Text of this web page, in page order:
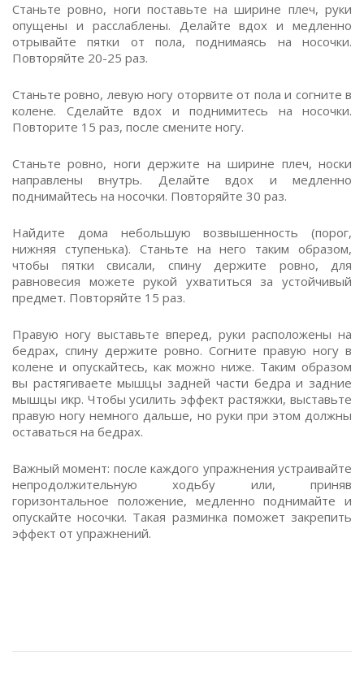
Станьте ровно, ноги поставьте на ширине плеч, руки
опущены и расслаблены. Делайте вдох и медленно
отрывайте пятки от пола, поднимаясь на носочки.
Повторяйте 20-25 раз.
Станьте ровно, левую ногу оторвите от пола и согните в
колене. Сделайте вдох и поднимитесь на носочки.
Повторите 15 раз, после смените ногу.
Станьте ровно, ноги держите на ширине плеч, носки
направлены внутрь. Делайте вдох и медленно
поднимайтесь на носочки. Повторяйте 30 раз.
Найдите дома небольшую возвышенность (порог,
нижняя ступенька). Станьте на него таким образом,
чтобы пятки свисали, спину держите ровно, для
равновесия можете рукой ухватиться за устойчивый
предмет. Повторяйте 15 раз.
Правую ногу выставьте вперед, руки расположены на
бедрах, спину держите ровно. Согните правую ногу в
колене и опускайтесь, как можно ниже. Таким образом
вы растягиваете мышцы задней части бедра и задние
мышцы икр. Чтобы усилить эффект растяжки, выставьте
правую ногу немного дальше, но руки при этом должны
оставаться на бедрах.
Важный момент: после каждого упражнения устраивайте
непродолжительную ходьбу или, приняв
горизонтальное положение, медленно поднимайте и
опускайте носочки. Такая разминка поможет закрепить
эффект от упражнений.